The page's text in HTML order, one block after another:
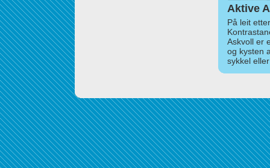
Aktive
På leit
Askvoll er
og kysten
sykkel